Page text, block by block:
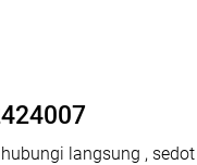
langsung , sedot